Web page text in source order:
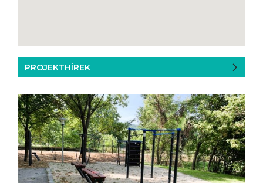
PROJEKTHÍREK